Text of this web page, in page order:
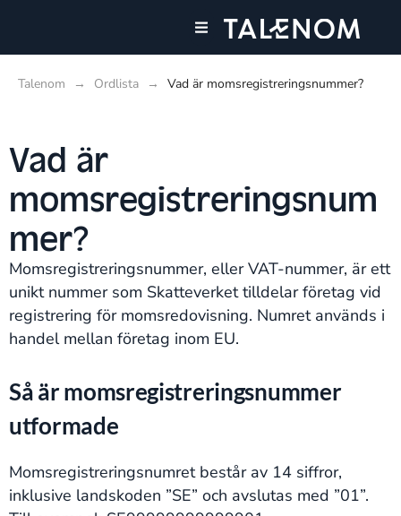
Talenom → Ordlista → Vad är momsregistreringsnummer?
Vad är
momsregistreringsnum
mer?
Momsregistreringsnummer, eller VAT-nummer, är ett
unikt nummer som Skatteverket tilldelar företag vid
registrering för momsredovisning. Numret används i
handel mellan företag inom EU.
Så är momsregistreringsnummer
utformade
Momsregistreringsnumret består av 14 siffror,
inklusive landskoden ”SE” och avslutas med ”01”.